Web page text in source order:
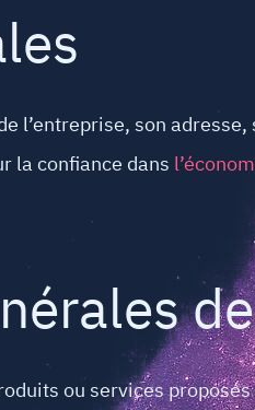
l’entreprise, son
la confiance dans
ou services